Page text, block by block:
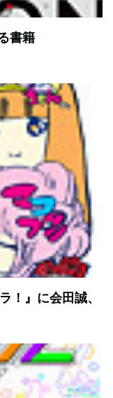
書籍
！』に会田誠、